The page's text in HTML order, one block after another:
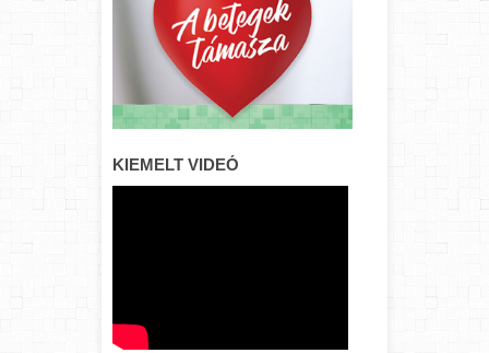
KIEMELT VIDEÓ